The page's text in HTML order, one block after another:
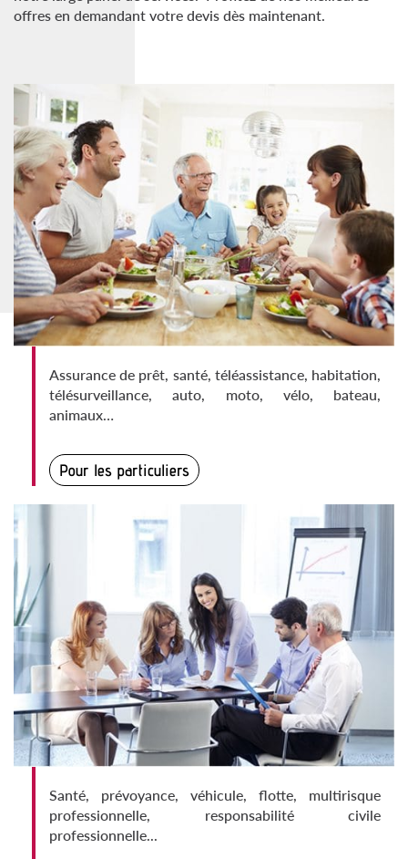
offres en demandant votre devis dès maintenant.
Assurance de prêt, santé, téléassistance, habitation,
télésurveillance, auto, moto, vélo, bateau,
animaux…
Pour les particuliers
Santé, prévoyance, véhicule, flotte, multirisque
professionnelle, responsabilité civile
professionnelle...